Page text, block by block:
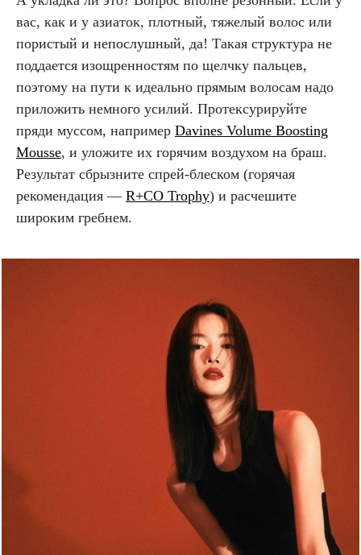
вас, как и у азиаток, плотный, тяжелый волос или
пористый и непослушный, да! Такая структура не
поддается изощренностям по щелчку пальцев,
поэтому на пути к идеально прямым волосам надо
приложить немного усилий. Протексурируйте
пряди муссом, например Davines Volume Boosting
Mousse, и уложите их горячим воздухом на браш.
Результат сбрызните спрей-блеском (горячая
рекомендация — R+CO Trophy) и расчешите
широким гребнем.